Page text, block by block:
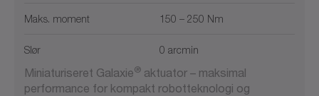
Maks. moment 150 – 250 Nm
Slør 0 arcmin
Miniaturiseret Galaxie® aktuator – maksimal
performance for kompakt robotteknologi og